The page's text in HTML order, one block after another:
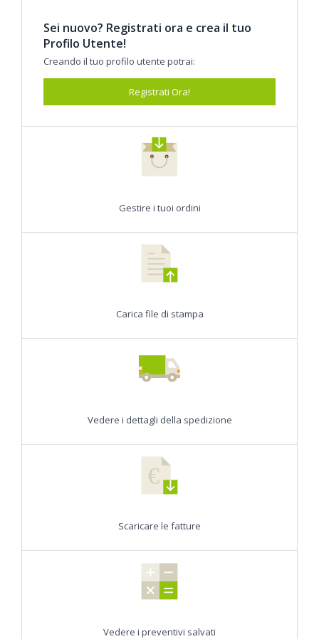
Sei nuovo? Registrati ora e crea il tuo
Profilo Utente!
Creando il tuo profilo utente potrai:
Registrati Ora!
Gestire i tuoi ordini
Carica file di stampa
Vedere i dettagli della spedizione
€
Scaricare le fatture
Vedere i preventivi salvati